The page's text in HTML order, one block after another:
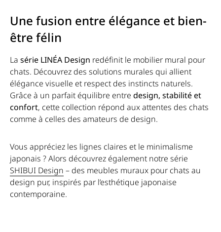
Une fusion entre élégance et bien-
être félin
La série LINÉA Design redéfinit le mobilier mural pour
chats. Découvrez des solutions murales qui allient
élégance visuelle et respect des instincts naturels.
Grâce à un parfait équilibre entre design, stabilité et
confort, cette collection répond aux attentes des chats
comme à celles des amateurs de design.
Vous appréciez les lignes claires et le minimalisme
japonais ? Alors découvrez également notre série
SHIBUI Design – des meubles muraux pour chats au
design pur, inspirés par l’esthétique japonaise
contemporaine.